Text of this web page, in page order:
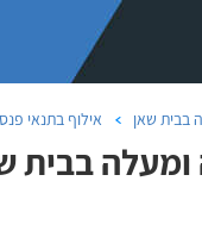
בבית שאן אילוף בתנאי
בבית